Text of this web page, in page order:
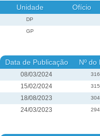
Unidade Ofício
DP
GP
Data de Publicação Nº do
08/03/2024
15/02/2024
18/08/2023
24/03/2023